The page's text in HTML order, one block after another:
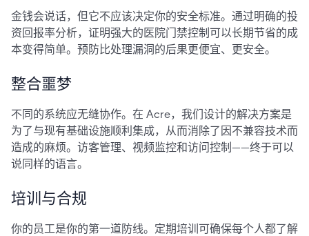
金钱会说话，但它不应该决定你的安全标准。通过明确的投
资回报率分析，证明强大的医院门禁控制可以长期节省的成
本变得简单。预防比处理漏洞的后果更便宜、更安全。
整合噩梦
不同的系统应无缝协作。在 Acre，我们设计的解决方案是
为了与现有基础设施顺利集成，从而消除了因不兼容技术而
造成的麻烦。访客管理、视频监控和访问控制——终于可以
说同样的语言。
培训与合规
你的员工是你的第一道防线。定期培训可确保每个人都了解